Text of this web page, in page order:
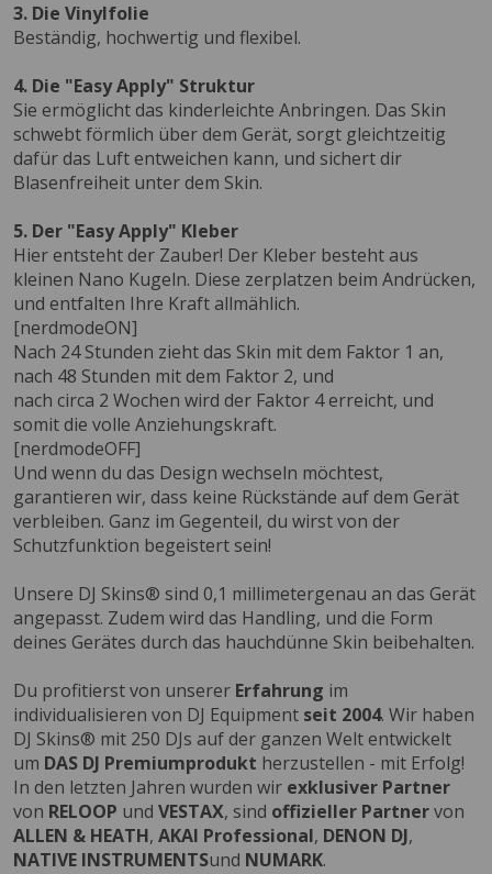
3. Die Vinylfolie
Beständig, hochwertig und flexibel.
4. Die "Easy Apply" Struktur
Sie ermöglicht das kinderleichte Anbringen. Das Skin
schwebt förmlich über dem Gerät, sorgt gleichtzeitig
dafür das Luft entweichen kann, und sichert dir
Blasenfreiheit unter dem Skin.
5. Der "Easy Apply" Kleber
Hier entsteht der Zauber! Der Kleber besteht aus
kleinen Nano Kugeln. Diese zerplatzen beim Andrücken,
und entfalten Ihre Kraft allmählich.
[nerdmodeON]
Nach 24 Stunden zieht das Skin mit dem Faktor 1 an,
nach 48 Stunden mit dem Faktor 2, und
nach circa 2 Wochen wird der Faktor 4 erreicht, und
somit die volle Anziehungskraft.
[nerdmodeOFF]
Und wenn du das Design wechseln möchtest,
garantieren wir, dass keine Rückstände auf dem Gerät
verbleiben. Ganz im Gegenteil, du wirst von der
Schutzfunktion begeistert sein!
Unsere DJ Skins® sind 0,1 millimetergenau an das Gerät
angepasst. Zudem wird das Handling, und die Form
deines Gerätes durch das hauchdünne Skin beibehalten.
Du profitierst von unserer Erfahrung im
individualisieren von DJ Equipment seit 2004. Wir haben
DJ Skins® mit 250 DJs auf der ganzen Welt entwickelt
um DAS DJ Premiumprodukt herzustellen - mit Erfolg!
In den letzten Jahren wurden wir exklusiver Partner
von RELOOP und VESTAX, sind offizieller Partnervon
ALLEN & HEATH, AKAI Professional, DENON DJ,
NATIVE INSTRUMENTSund NUMARK.